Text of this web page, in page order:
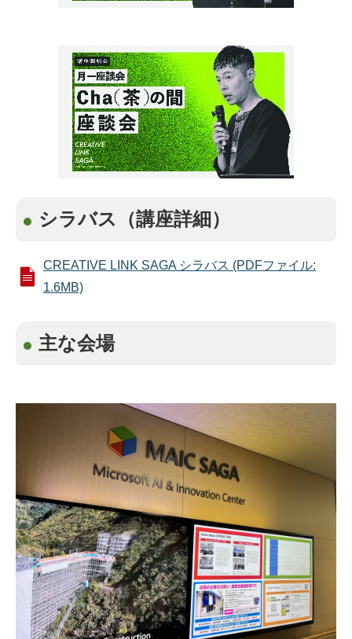
シラバス（講座詳細）
CREATIVE LINK SAGA シラバス (PDFファイル:
1.6MB)
主な会場